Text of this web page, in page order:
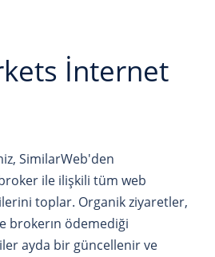
İnternet
SimilarWeb'den
ile ilişkili tüm web
toplar. Organik ziyaretler,
brokerın ödemediği
ayda bir güncellenir ve